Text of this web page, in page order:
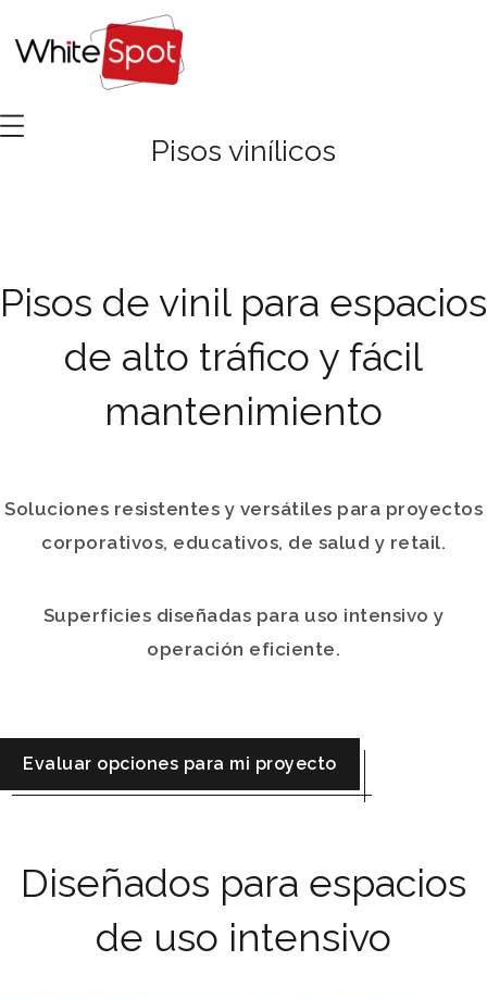
Pisos vinílicos
Pisos de vinil para espacios
de alto tráfico y fácil
mantenimiento
Soluciones resistentes y versátiles para proyectos
corporativos, educativos, de salud y retail.
Superficies diseñadas para uso intensivo y
operación eficiente.
evaluar opciones para mi proyecto
Diseñados para espacios
de uso intensivo